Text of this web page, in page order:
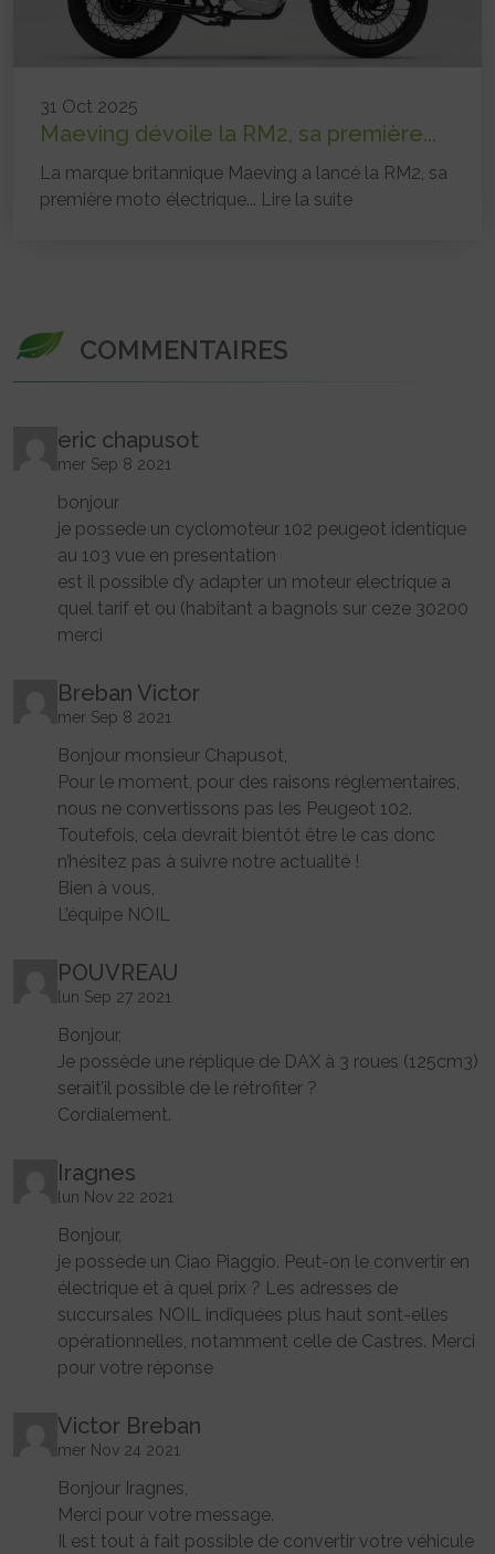
31 Oct 2025
Maeving dévoile la RM2, sa première...
La marque britannique Maeving a lancé la RM2, sa
première moto électrique... Lire la suite
COMMENTAIRES
eric chapusot
mer Sep 8 2021
bonjour
je possede un cyclomoteur 102 peugeot identique
au 103 vue en presentation
est il possible d’y adapter un moteur electrique a
quel tarif et ou (habitant a bagnols sur ceze 30200
merci
Breban Victor
mer Sep 8 2021
Bonjour monsieur Chapusot,
Pour le moment, pour des raisons réglementaires,
nous ne convertissons pas les Peugeot 102.
Toutefois, cela devrait bientôt être le cas donc
n’hésitez pas à suivre notre actualité !
Bien à vous,
L’équipe NOIL
POUVREAU
lun Sep 27 2021
Bonjour,
Je possède une réplique de DAX à 3 roues (125cm3)
serait’il possible de le rétrofiter ?
Cordialement.
Iragnes
lun Nov 22 2021
Bonjour,
je possède un Ciao Piaggio. Peut-on le convertir en
électrique et à quel prix ? Les adresses de
succursales NOIL indiquées plus haut sont-elles
opérationnelles, notamment celle de Castres. Merci
pour votre réponse
Victor Breban
mer Nov 24 2021
Bonjour Iragnes,
Merci pour votre message.
Il est tout à fait possible de convertir votre véhicule